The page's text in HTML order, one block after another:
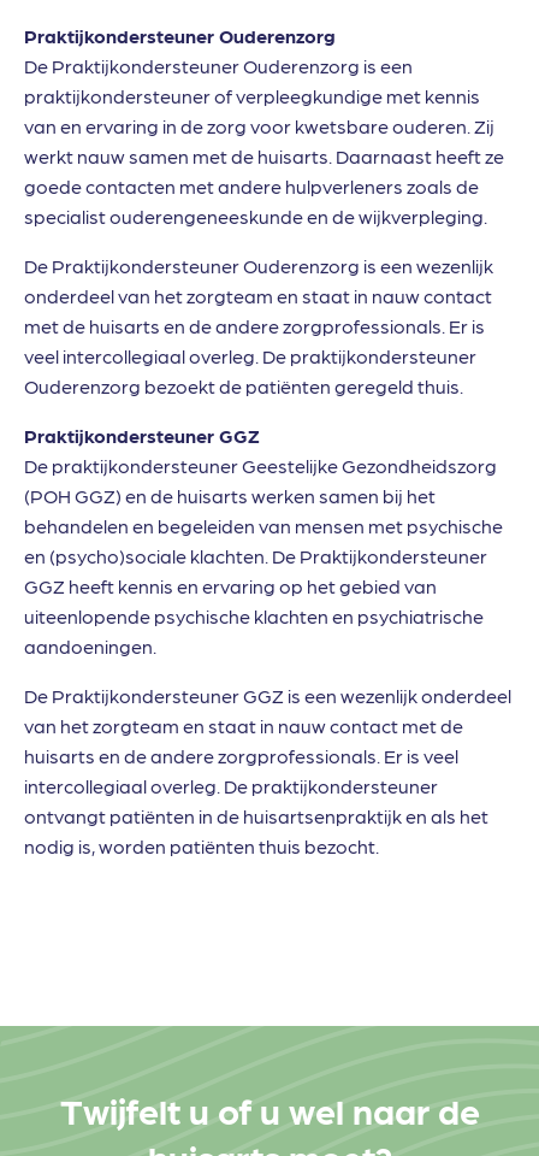
Praktijkondersteuner Ouderenzorg
De Praktijkondersteuner Ouderenzorg is een
praktijkondersteuner of verpleegkundige met kennis
van en ervaring in de zorg voor kwetsbare ouderen. Zij
werkt nauw samen met de huisarts. Daarnaast heeft ze
goede contacten met andere hulpverleners zoals de
specialist ouderengeneeskunde en de wijkverpleging.
De Praktijkondersteuner Ouderenzorg is een wezenlijk
onderdeel van het zorgteam en staat in nauw contact
met de huisarts en de andere zorgprofessionals. Er is
veel intercollegiaal overleg. De praktijkondersteuner
Ouderenzorg bezoekt de patiënten geregeld thuis.
Praktijkondersteuner GGZ
De praktijkondersteuner Geestelijke Gezondheidszorg
(POH GGZ) en de huisarts werken samen bij het
behandelen en begeleiden van mensen met psychische
en (psycho)sociale klachten. De Praktijkondersteuner
GGZ heeft kennis en ervaring op het gebied van
uiteenlopende psychische klachten en psychiatrische
aandoeningen.
De Praktijkondersteuner GGZ is een wezenlijk onderdeel
van het zorgteam en staat in nauw contact met de
huisarts en de andere zorgprofessionals. Er is veel
intercollegiaal overleg. De praktijkondersteuner
ontvangt patiënten in de huisartsenpraktijk en als het
nodig is, worden patiënten thuis bezocht.
Twijfelt u of u wel naar de